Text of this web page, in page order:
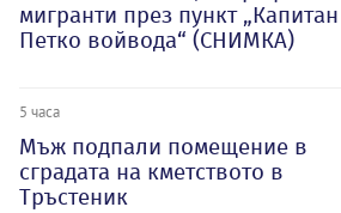
мигранти през пункт „Капитан
Петко войвода“ (СНИМКА)
5 часа
Мъж подпали помещение в
сградата на кметството в
Тръстеник